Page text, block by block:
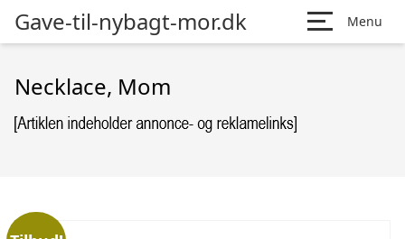
Gave-til-nybagt-mor.dk Menu
Necklace, Mom